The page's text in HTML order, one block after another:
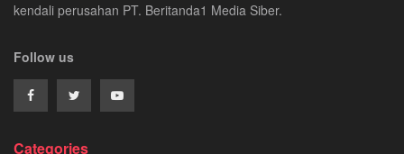
kendali perusahan PT. Beritanda1 Media Siber.
Follow us
Categories